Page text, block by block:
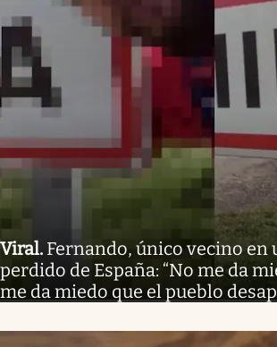
Viral. Fernando, único vecino en
perdido de España: “No me da
me da miedo que el pueblo